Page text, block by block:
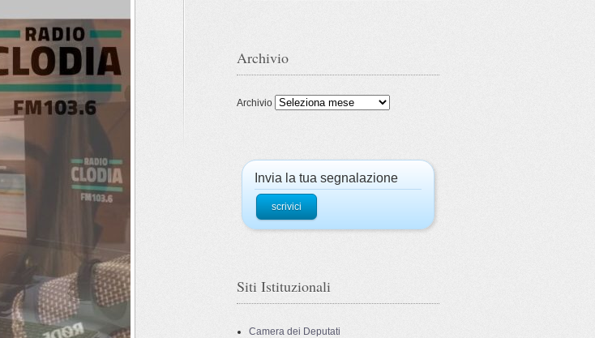
Archivio
Archivio
Invia la tua segnalazione
scrivici
Siti Istituzionali
Camera dei Deputati